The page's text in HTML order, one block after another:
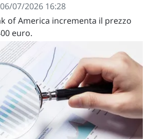
07/2026 16:28
of America incrementa il prezzo
euro.